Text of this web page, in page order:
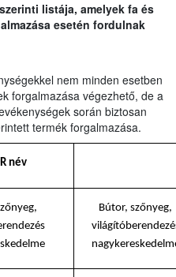
listája, amelyek fa és
esetén fordulnak
nem minden esetben
forgalmazása végezhető, de a
során biztosan
termék forgalmazása.
név
Bútor, szőnyeg,